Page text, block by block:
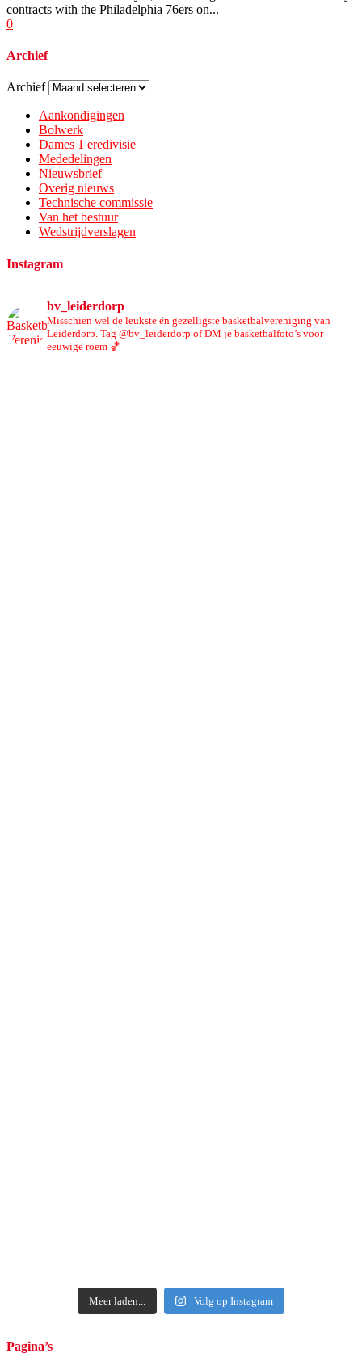
contracts with the Philadelphia 76ers on...
0
Archief
Archief
Aankondigingen
Bolwerk
Dames 1 eredivisie
Mededelingen
Nieuwsbrief
Overig nieuws
Technische commissie
Van het bestuur
Wedstrijdverslagen
Instagram
bv_leiderdorp
Misschien wel de leukste én gezelligste basketbalvereniging van
Leiderdorp. Tag @bv_leiderdorp of DM je basketbalfoto’s voor
eeuwige roem 🏀
Meer laden... Volg op Instagram
Pagina’s